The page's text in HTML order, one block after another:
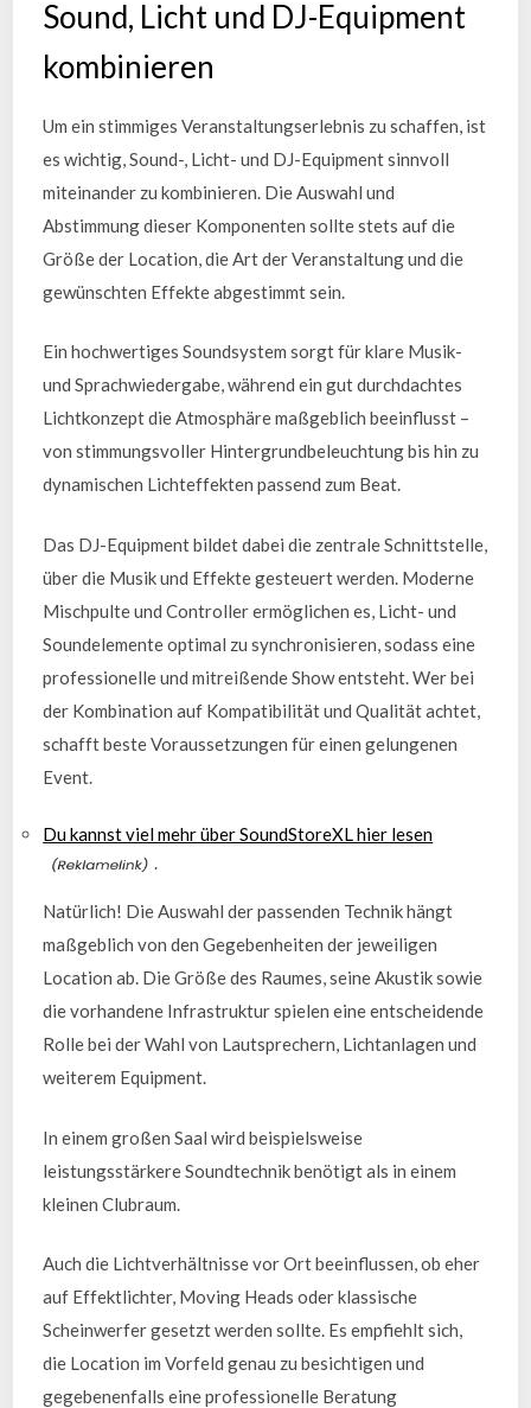
Sound, Licht und DJ-Equipment
kombinieren
Um ein stimmiges Veranstaltungserlebnis zu schaffen, ist
es wichtig, Sound-, Licht- und DJ-Equipment sinnvoll
miteinander zu kombinieren. Die Auswahl und
Abstimmung dieser Komponenten sollte stets auf die
Größe der Location, die Art der Veranstaltung und die
gewünschten Effekte abgestimmt sein.
Ein hochwertiges Soundsystem sorgt für klare Musik-
und Sprachwiedergabe, während ein gut durchdachtes
Lichtkonzept die Atmosphäre maßgeblich beeinflusst –
von stimmungsvoller Hintergrundbeleuchtung bis hin zu
dynamischen Lichteffekten passend zum Beat.
Das DJ-Equipment bildet dabei die zentrale Schnittstelle,
über die Musik und Effekte gesteuert werden. Moderne
Mischpulte und Controller ermöglichen es, Licht- und
Soundelemente optimal zu synchronisieren, sodass eine
professionelle und mitreißende Show entsteht. Wer bei
der Kombination auf Kompatibilität und Qualität achtet,
schafft beste Voraussetzungen für einen gelungenen
Event.
Du kannst viel mehr über SoundStoreXL hier lesen
.
Natürlich! Die Auswahl der passenden Technik hängt
maßgeblich von den Gegebenheiten der jeweiligen
Location ab. Die Größe des Raumes, seine Akustik sowie
die vorhandene Infrastruktur spielen eine entscheidende
Rolle bei der Wahl von Lautsprechern, Lichtanlagen und
weiterem Equipment.
In einem großen Saal wird beispielsweise
leistungsstärkere Soundtechnik benötigt als in einem
kleinen Clubraum.
Auch die Lichtverhältnisse vor Ort beeinflussen, ob eher
auf Effektlichter, Moving Heads oder klassische
Scheinwerfer gesetzt werden sollte. Es empfiehlt sich,
die Location im Vorfeld genau zu besichtigen und
gegebenenfalls eine professionelle Beratung